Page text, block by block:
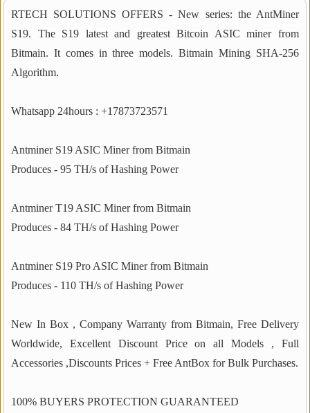
RTECH SOLUTIONS OFFERS - New series: the AntMiner
S19. The S19 latest and greatest Bitcoin ASIC miner from
Bitmain. It comes in three models. Bitmain Mining SHA-256
Algorithm.
Whatsapp 24hours : +17873723571
Antminer S19 ASIC Miner from Bitmain
Produces - 95 TH/s of Hashing Power
Antminer T19 ASIC Miner from Bitmain
Produces - 84 TH/s of Hashing Power
Antminer S19 Pro ASIC Miner from Bitmain
Produces - 110 TH/s of Hashing Power
New In Box , Company Warranty from Bitmain, Free Delivery
Worldwide, Excellent Discount Price on all Models , Full
Accessories ,Discounts Prices + Free AntBox for Bulk Purchases.
100% BUYERS PROTECTION GUARANTEED